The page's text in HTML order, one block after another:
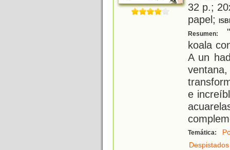
32 p.;
papel;
Resumen:
koala
A un
e
Temática:
Despistados